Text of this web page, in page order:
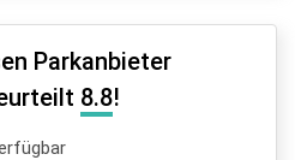
Parkanbieter
8.8!